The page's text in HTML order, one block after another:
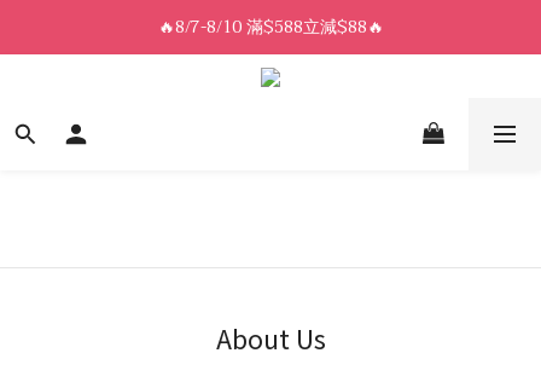
8/7-8/10 全館限時$188免運🛒
🔥8/7-8/10 滿$588立減$88🔥
8/7-8/10 全館限時$188免運🛒
About Us